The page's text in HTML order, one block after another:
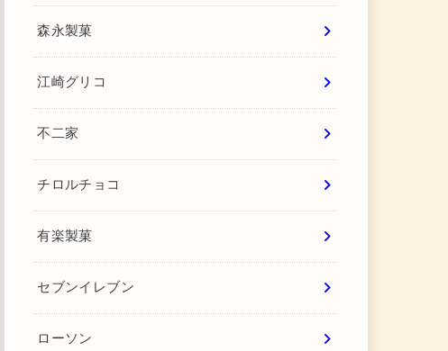
森永製菓
江崎グリコ
不二家
チロルチョコ
有楽製菓
セブンイレブン
ローソン